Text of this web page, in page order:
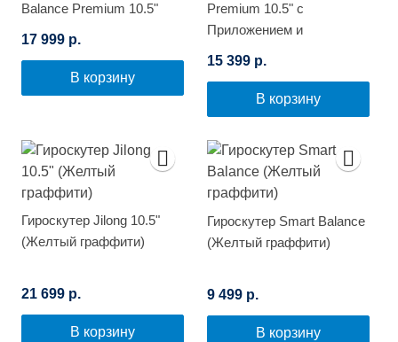
Balance Premium 10.5"
17 999 р.
В корзину
Premium 10.5" с
Приложением и
(Граффити)
15 399 р.
В корзину
Гироскутер Jilong 10.5"
(Желтый граффити)
21 699 р.
В корзину
Гироскутер Smart Balance
(Желтый граффити)
9 499 р.
В корзину